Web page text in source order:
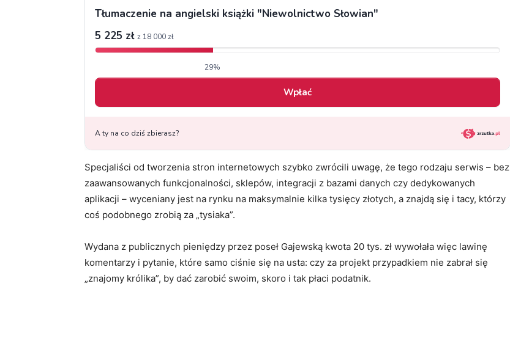
Specjaliści od tworzenia stron internetowych szybko zwrócili uwagę, że tego rodzaju serwis – bez
zaawansowanych funkcjonalności, sklepów, integracji z bazami danych czy dedykowanych
aplikacji – wyceniany jest na rynku na maksymalnie kilka tysięcy złotych, a znajdą się i tacy, którzy
coś podobnego zrobią za „tysiaka”.
Wydana z publicznych pieniędzy przez poseł Gajewską kwota 20 tys. zł wywołała więc lawinę
komentarzy i pytanie, które samo ciśnie się na usta: czy za projekt przypadkiem nie zabrał się
„znajomy królika”, by dać zarobić swoim, skoro i tak płaci podatnik.